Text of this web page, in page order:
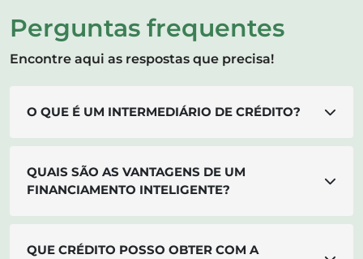
Perguntas frequentes
Encontre aqui as respostas que precisa!
O QUE É UM INTERMEDIÁRIO DE CRÉDITO?
QUAIS SÃO AS VANTAGENS DE UM
FINANCIAMENTO INTELIGENTE?
QUE CRÉDITO POSSO OBTER COM A